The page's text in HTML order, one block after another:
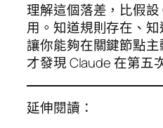
理解這個落差，比假
用。知道規則存在、知
讓你能夠在關鍵節點
才發現 Claude 在第五
延伸閱讀：